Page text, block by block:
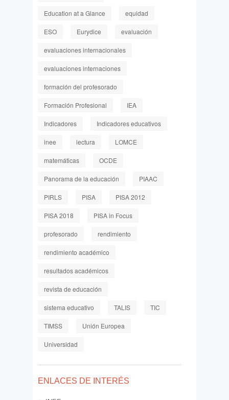
Education at a Glance equidad
ESO Eurydice evaluación
evaluaciones internacionales
evaluaciones internaciones
formación del profesorado
Formación Profesional IEA
Indicadores Indicadores educativos
inee lectura LOMCE
matemáticas OCDE
Panorama de la educación PIAAC
PIRLS PISA PISA 2012
PISA 2018 PISA in Focus
profesorado rendimiento
rendimiento académico
resultados académicos
revista de educación
sistema educativo TALIS TIC
TIMSS Unión Europea
Universidad
ENLACES DE INTERÉS